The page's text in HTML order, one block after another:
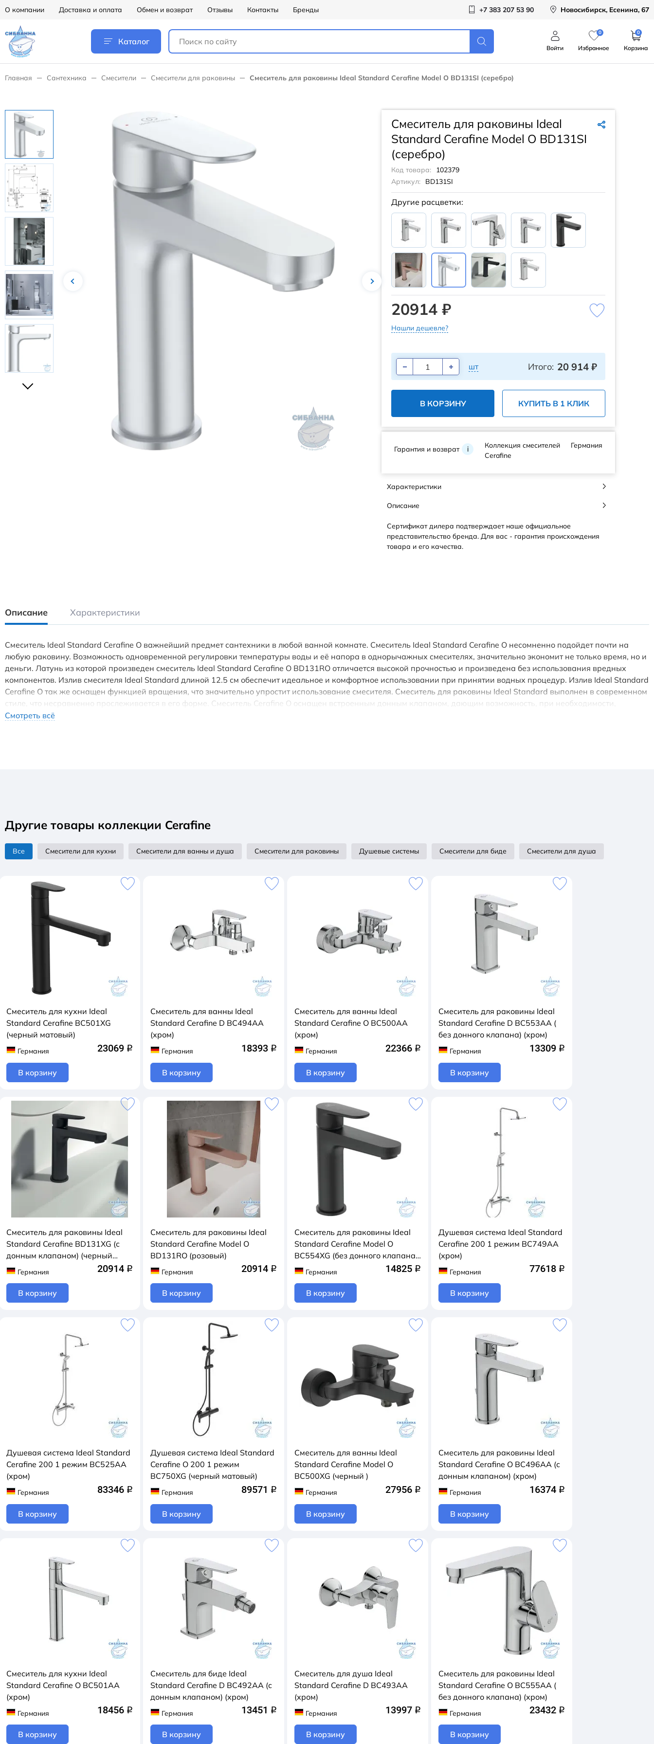
О компании Доставка и оплата Обмен и возврат Отзывы Контакты Бренды +7 383 207 53 90 Новосибирск, Есенина, 67
Каталог
Войти
0
Избранное
0
Корзина
Главная Сантехника Смесители Смесители для раковины Смеситель для раковины Ideal Standard Cerafine Model O BD131SI (серебро)
Смеситель для раковины Ideal
Standard Cerafine Model O BD131SI
(серебро)
Код товара:
102379
Артикул:
BD131SI
Другие расцветки:
20914 ₽
Нашли дешевле?
шт Итого: 20 914 ₽
В КОРЗИНУ КУПИТЬ В 1 КЛИК
Гарантия и возврат i
Коллекция смесителей
Cerafine
Германия
Характеристики
Описание
Сертификат дилера подтверждает наше официальное
представительство бренда. Для вас - гарантия происхождения
товара и его качества.
Описание Характеристики
Смеситель Ideal Standard Cerafine O важнейший предмет сантехники в любой ванной комнате. Смеситель Ideal Standard Cerafine O несомненно подойдет почти на
любую раковину. Возможность одновременной регулировки температуры воды и её напора в однорычажных смесителях, значительно экономит не только время, но и
деньги. Латунь из которой произведен смеситель Ideal Standard Cerafine O BD131RO отличается высокой прочностью и произведена без использования вредных
компонентов. Излив смесителя Ideal Standard длиной 12.5 см обеспечит идеальное и комфортное использовании при принятии водных процедур. Излив Ideal Standard
Cerafine O так же оснащен функцией вращения, что значительно упростит использование смесителя. Смеситель для раковины Ideal Standard выполнен в современном
стиле, что несравненно прослеживается в его форме. Смеситель Cerafine O оснащен встроенным донным клапаном, дающим возможность, при необходимости,
закрывать слив и временно наполнять чашу. Родина бренда Ideal Standard – Германия, все смесители произведены с высокой точностью и грамотностью
Смотреть всё
Другие товары коллекции Cerafine
Все Смесители для кухни Смесители для ванны и душа Смесители для раковины Душевые системы Смесители для биде Смесители для душа
Смеситель для кухни Ideal
Standard Cerafine BC501XG
(черный матовый)
Германия 23069 q
В корзину
Смеситель для ванны Ideal
Standard Cerafine D BC494AA
(хром)
Германия 18393 q
В корзину
Смеситель для ванны Ideal
Standard Cerafine O BC500AA
(хром)
Германия 22366 q
В корзину
Смеситель для раковины Ideal
Standard Cerafine D BC553AA (
без донного клапана) (хром)
Германия 13309 q
В корзину
Смеситель для раковины Ideal
Standard Cerafine BD131XG (с
донным клапаном) (черный
матовый)
Германия 20914 q
В корзину
Смеситель для раковины Ideal
Standard Cerafine Model O
BD131RO (розовый)
Германия 20914 q
В корзину
Смеситель для раковины Ideal
Standard Cerafine Model O
BC554XG (без донного клапана)
(черный матовый)
Германия 14825 q
В корзину
Душевая система Ideal Standard
Cerafine 200 1 режим BC749AA
(хром)
Германия 77618 q
В корзину
Душевая система Ideal Standard
Cerafine 200 1 режим BC525AA
(хром)
Германия 83346 q
В корзину
Душевая система Ideal Standard
Cerafine O 200 1 режим
BC750XG (черный матовый)
Германия 89571 q
В корзину
Cмеситель для ванны Ideal
Standard Cerafine Model O
BC500XG (черный )
Германия 27956 q
В корзину
Смеситель для раковины Ideal
Standard Cerafine O BC496AA (с
донным клапаном) (хром)
Германия 16374 q
В корзину
Смеситель для кухни Ideal
Standard Cerafine О BC501AA
(хром)
Германия 18456 q
В корзину
Смеситель для биде Ideal
Standard Cerafine D BC492AA (с
донным клапаном) (хром)
Германия 13451 q
В корзину
Смеситель для душа Ideal
Standard Cerafine D BC493AA
(хром)
Германия 13997 q
В корзину
Смеситель для раковины Ideal
Standard Cerafine O BC555AA (
без донного клапана) (хром)
Германия 23432 q
В корзину